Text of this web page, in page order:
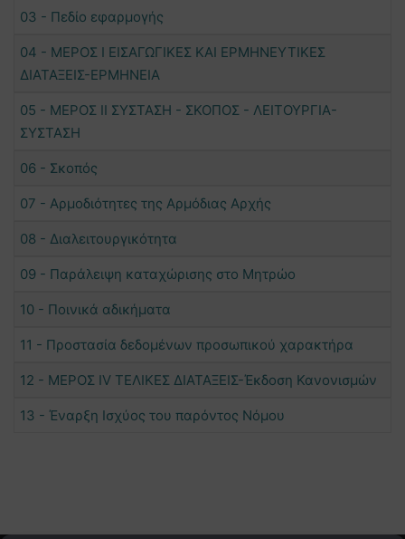
03 - Πεδίο εφαρμογής
04 - ΜΕΡΟΣ Ι ΕΙΣΑΓΩΓΙΚΕΣ ΚΑΙ ΕΡΜΗΝΕΥΤΙΚΕΣ
ΔΙΑΤΑΞΕΙΣ-ΕΡΜΗΝΕΙΑ
05 - ΜΕΡΟΣ ΙΙ ΣΥΣΤΑΣΗ - ΣΚΟΠΟΣ - ΛΕΙΤΟΥΡΓΙΑ-
ΣΥΣΤΑΣΗ
06 - Σκοπός
07 - Αρμοδιότητες της Αρμόδιας Αρχής
08 - Διαλειτουργικότητα
09 - Παράλειψη καταχώρισης στο Μητρώο
10 - Ποινικά αδικήματα
11 - Προστασία δεδομένων προσωπικού χαρακτήρα
12 - ΜΕΡΟΣ IV ΤΕΛΙΚΕΣ ΔΙΑΤΑΞΕΙΣ-Έκδοση Κανονισμών
13 - Έναρξη Ισχύος του παρόντος Νόμου